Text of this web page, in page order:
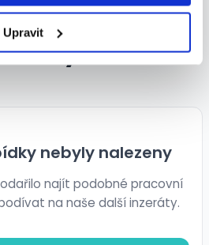
Upravit
nebyly nalezeny
najít podobné pracovní
na naše další inzeráty.